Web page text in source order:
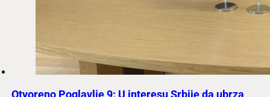
Otvoreno Poglavlje 9: U interesu Srbije da ubrza